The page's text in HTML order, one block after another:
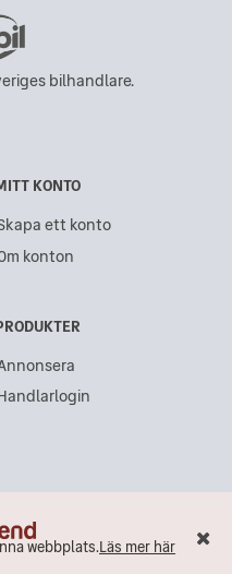
webbplats.Läs mer här
bilhandlare.
KONTO
ett konto
konton
webbplats.Läs mer här